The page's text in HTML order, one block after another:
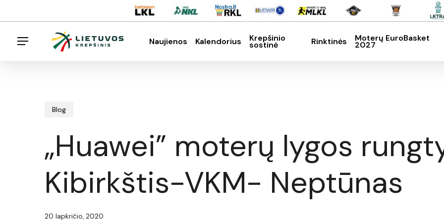
to
Menu
Naujienos Kalendorius Krepšinio
sostinė Rinktinės Moterų EuroBasket
2027
Blog
„Huawei” moterų lygos
Kibirkštis-VKM- Neptūnas
20 lapkričio, 2020